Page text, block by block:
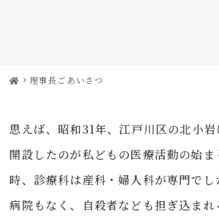
理事長ごあいさつ
思えば、昭和31年、江戸川区の北小
開設したのが私どもの医療活動の始ま
時、診療科は産科・婦人科が専門で
病院もなく、自殺者なども担ぎ込まれ